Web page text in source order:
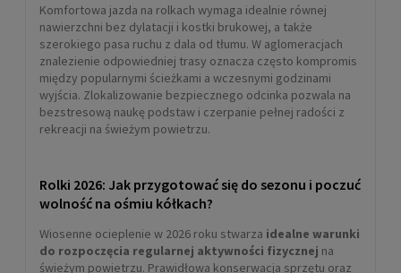
Skarpety rolkarskie Rollerblade
SKATE SOCKS 3-pack (czarne)
DO KOSZYKA
Komfortowa jazda na rolkach wymaga idealnie równej
nawierzchni bez dylatacji i kostki brukowej, a także
szerokiego pasa ruchu z dala od tłumu. W aglomeracjach
znalezienie odpowiedniej trasy oznacza często kompromis
między popularnymi ścieżkami a wczesnymi godzinami
wyjścia. Zlokalizowanie bezpiecznego odcinka pozwala na
bezstresową naukę podstaw i czerpanie pełnej radości z
rekreacji na świeżym powietrzu.
Rolki 2026: Jak przygotować się do sezonu i poczuć
wolność na ośmiu kółkach?
Wiosenne ocieplenie w 2026 roku stwarza idealne warunki
do rozpoczęcia regularnej aktywności fizycznej na
świeżym powietrzu. Prawidłowa konserwacja sprzętu oraz